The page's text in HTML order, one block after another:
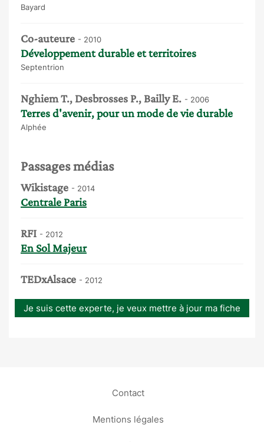
Bayard
Co-auteure - 2010
Développement durable et territoires
Septentrion
Nghiem T., Desbrosses P., Bailly E. - 2006
Terres d'avenir, pour un mode de vie durable
Alphée
Passages médias
Wikistage - 2014
Centrale Paris
RFI - 2012
En Sol Majeur
TEDxAlsace - 2012
Je suis cette experte, je veux mettre à jour ma fiche
Contact
Mentions légales